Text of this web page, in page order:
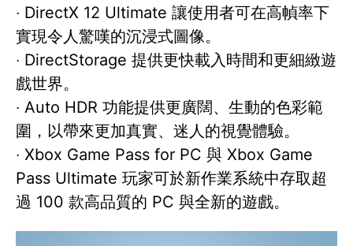
‧ DirectX 12 Ultimate 讓使用者可在高幀率下
實現令人驚嘆的沉浸式圖像。
‧ DirectStorage 提供更快載入時間和更細緻遊
戲世界。
‧ Auto HDR 功能提供更廣闊、生動的色彩範
圍，以帶來更加真實、迷人的視覺體驗。
‧ Xbox Game Pass for PC 與 Xbox Game
Pass Ultimate 玩家可於新作業系統中存取超
過 100 款高品質的 PC 與全新的遊戲。